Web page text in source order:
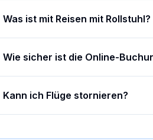
Was ist mit Reisen mit Rollstuhl?
Wie sicher ist die Online-
Kann ich Flüge stornieren?